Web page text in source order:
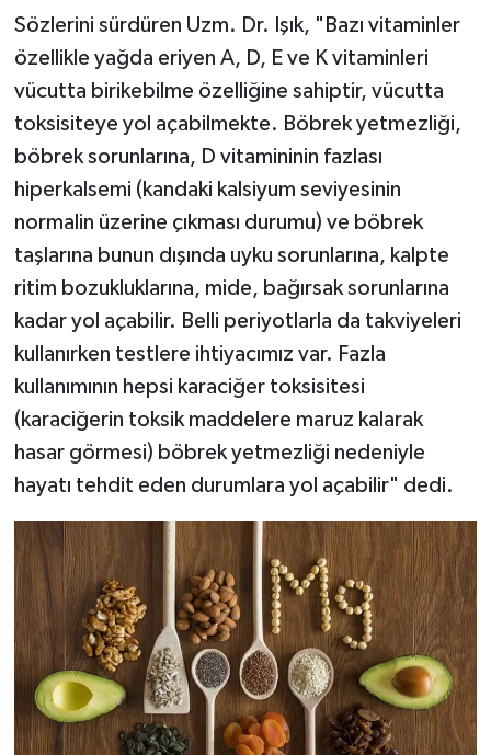
Sözlerini sürdüren Uzm. Dr. Işık, "Bazı vitaminler
özellikle yağda eriyen A, D, E ve K vitaminleri
vücutta birikebilme özelliğine sahiptir, vücutta
toksisiteye yol açabilmekte. Böbrek yetmezliği,
böbrek sorunlarına, D vitamininin fazlası
hiperkalsemi (kandaki kalsiyum seviyesinin
normalin üzerine çıkması durumu) ve böbrek
taşlarına bunun dışında uyku sorunlarına, kalpte
ritim bozukluklarına, mide, bağırsak sorunlarına
kadar yol açabilir. Belli periyotlarla da takviyeleri
kullanırken testlere ihtiyacımız var. Fazla
kullanımının hepsi karaciğer toksisitesi
(karaciğerin toksik maddelere maruz kalarak
hasar görmesi) böbrek yetmezliği nedeniyle
hayatı tehdit eden durumlara yol açabilir" dedi.